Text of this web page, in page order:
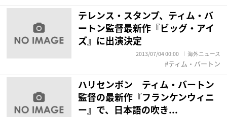
テレンス・スタンプ、ティム・バ
ートン監督最新作『ビッグ・アイ
ズ』に出演決定
2013/07/04 00:00 海外ニュース
ティム・バートン
ハリセンボン ティム・バートン
監督の最新作『フランケンウィニ
ー』で、日本語の吹き...